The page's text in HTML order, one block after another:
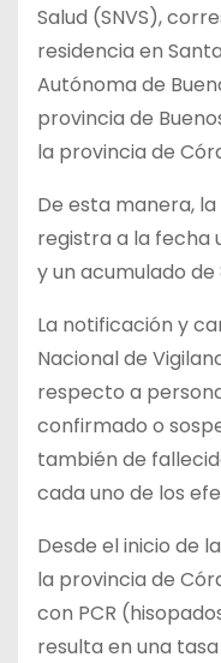
Salud (SNVS),
residencia en
Autónoma de
provincia de
la provincia de
De esta manera,
registra a la fecha
y un acumulado de
La notificación y
Nacional de
respecto a
confirmado o
también de
cada uno de los
Desde el inicio de
la provincia de
con PCR
resulta en una